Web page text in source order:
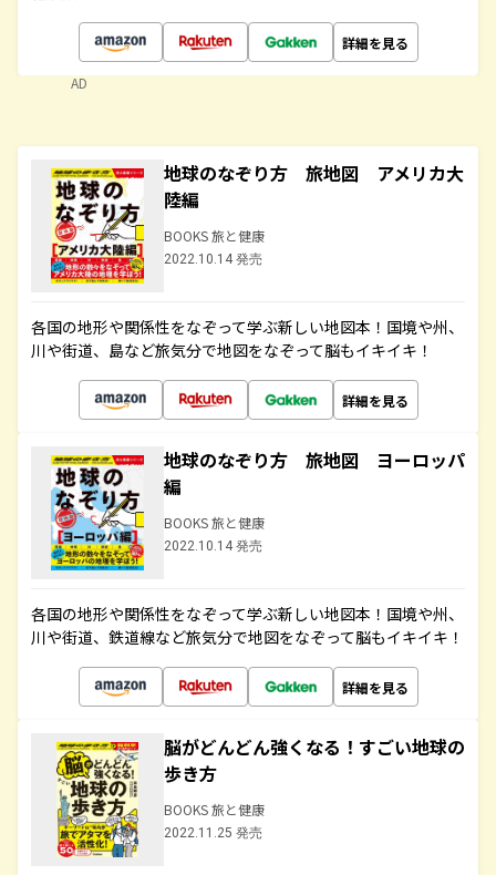
詳細を見る
AD
地球のなぞり方 旅地図 アメリカ大
陸編
BOOKS 旅と健康
2022.10.14 発売
各国の地形や関係性をなぞって学ぶ新しい地図本！国境や州、
川や街道、島など旅気分で地図をなぞって脳もイキイキ！
詳細を見る
地球のなぞり方 旅地図 ヨーロッパ
編
BOOKS 旅と健康
2022.10.14 発売
各国の地形や関係性をなぞって学ぶ新しい地図本！国境や州、
川や街道、鉄道線など旅気分で地図をなぞって脳もイキイキ！
詳細を見る
脳がどんどん強くなる！すごい地球の
歩き方
BOOKS 旅と健康
2022.11.25 発売